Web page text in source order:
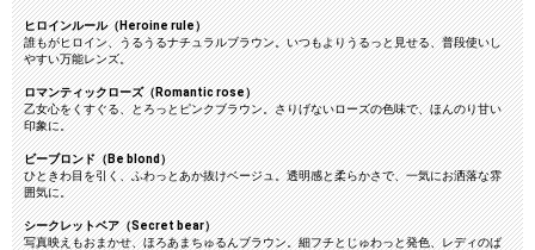
ヒロインルール（Heroine rule）
誰もがヒロイン、うるうるナチュラルブラウン。いつもよりうるっと見せる、普段使いし
やすい万能レンズ。
ロマンティックローズ（Romantic rose）
乙女心をくすぐる、とろっとピンクブラウン。さりげないローズの色味で、ほんのり甘い
印象に。
ビーブロンド（Be blond）
ひときわ目を引く、ふわっとあか抜けベージュ。透明感と柔らかさで、一気にお洒落な雰
囲気に。
シークレットベア（Secret bear）
写真映えもおまかせ、ほろあまちゅるんブラウン。細フチとじゅわっと発色、レディのば